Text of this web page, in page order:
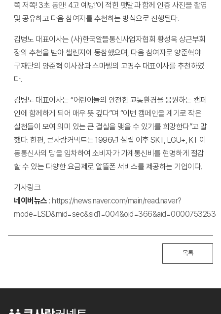
쪽 저쪽! 3초 동안! 4고 예방!’이 적힌 팻말과 함께 인증 사진을 촬영
및 공유하고 다음 참여자를 추천하는 방식으로 진행된다.
김병노 대표이사는 (사)한국알뜰통신사업자협회 황성욱 상근부회
장의 추천을 받아 챌린지에 동참했으며, 다음 참여자로 양준혁야
구재단의 양준혁 이사장과 스마텔의 고명수 대표이사를 추천하였
다.
김병노 대표이사는 “어린이들의 안전한 교통환경을 응원하는 캠페
인에 함께하게 되어 매우 뜻 깊다”며 “이번 캠페인을 계기로 작은
실천들이 모여 의미 있는 큰 결실을 맺을 수 있기를 희망한다”고 말
했다. 한편, 큰사람커넥트는 1996년 설립 이후 SKT, LGU+, KT 이
동통신사의 망을 임차하여 소비자가 가계통신비를 현명하게 절감
할 수 있는 다양한 요금제로 알뜰폰 서비스를 제공하는 기업이다.
기사링크
네이버뉴스 : https://news.naver.com/main/read.naver?
mode=LSD&mid=sec&sid1=004&oid=366&aid=0000753253
목록